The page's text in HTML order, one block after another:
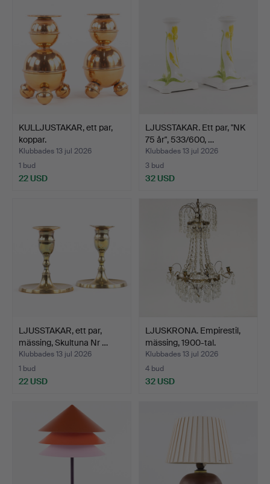
KULLJUSTAKAR, ett par,
koppar.
Klubbades 13 jul 2026
1 bud
22 USD
LJUSSTAKAR. Ett par, "NK
75 år", 533/600, …
Klubbades 13 jul 2026
3 bud
32 USD
LJUSSTAKAR, ett par,
mässing, Skultuna Nr …
Klubbades 13 jul 2026
1 bud
22 USD
LJUSKRONA. Empirestil,
mässing, 1900-tal.
Klubbades 13 jul 2026
4 bud
32 USD